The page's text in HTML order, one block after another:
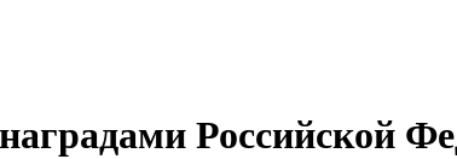
Российской